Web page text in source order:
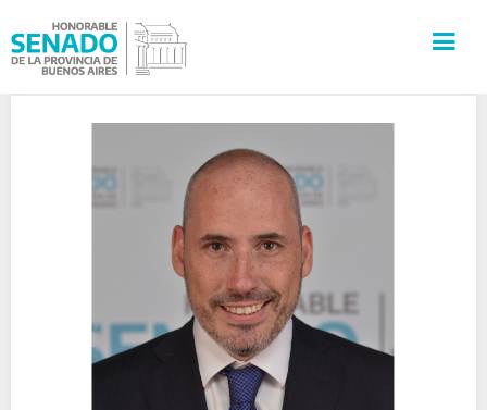
SECRETARÍAS
PRENSA
CULTURA
VISITAS GUIADAS